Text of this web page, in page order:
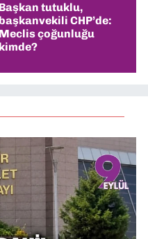
Başkan tutuklu,
başkanvekili CHP’de:
Meclis çoğunluğu
kimde?